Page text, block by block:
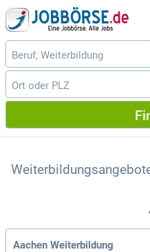
Aachen Weiterbildung